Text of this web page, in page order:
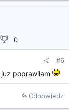
0
#6
poprawilam
Odpowiedz